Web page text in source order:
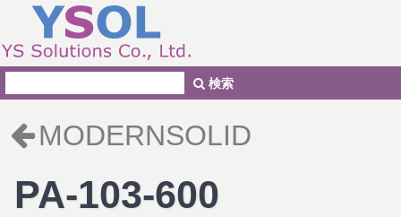
MODERNSOLID
PA-103-600
検索